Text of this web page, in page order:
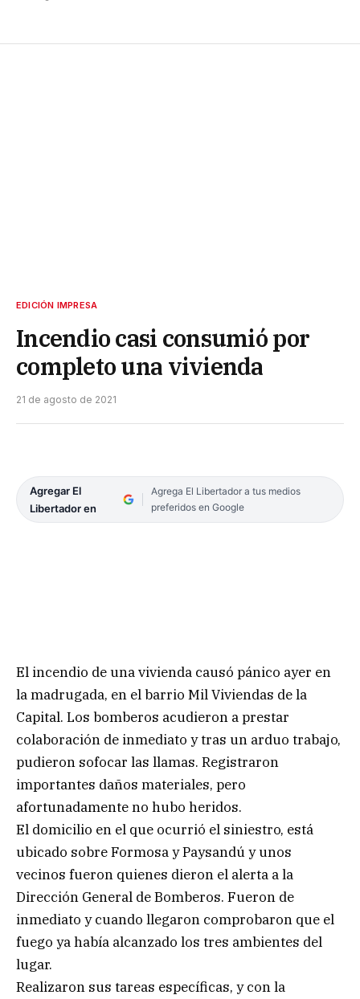
EDICIÓN IMPRESA
Incendio casi consumió por
completo una vivienda
21 de agosto de 2021
Agregar El
Libertador en
Agrega El Libertador a tus medios
preferidos en Google
El incendio de una vivienda causó pánico ayer en
la madrugada, en el barrio Mil Viviendas de la
Capital. Los bomberos acudieron a prestar
colaboración de inmediato y tras un arduo trabajo,
pudieron sofocar las llamas. Registraron
importantes daños materiales, pero
afortunadamente no hubo heridos.
El domicilio en el que ocurrió el siniestro, está
ubicado sobre Formosa y Paysandú y unos
vecinos fueron quienes dieron el alerta a la
Dirección General de Bomberos. Fueron de
inmediato y cuando llegaron comprobaron que el
fuego ya había alcanzado los tres ambientes del
lugar.
Realizaron sus tareas específicas, y con la